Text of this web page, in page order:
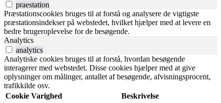
praestation
Præstationscookies bruges til at forstå og analysere de vigtigste
præstationsindekser på webstedet, hvilket hjælper med at levere en
bedre brugeroplevelse for de besøgende.
Analytics
analytics
Analytiske cookies bruges til at forstå, hvordan besøgende
interagerer med webstedet. Disse cookies hjælper med at give
oplysninger om målinger, antallet af besøgende, afvisningsprocent,
trafikkilde osv.
Cookie Varighed
Beskrivelse